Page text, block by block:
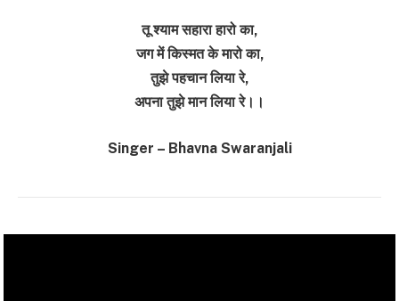
तू श्याम सहारा हारो का,
जग में किस्मत के मारो का,
तुझे पहचान लिया रे,
अपना तुझे मान लिया रे।।
Singer – Bhavna Swaranjali